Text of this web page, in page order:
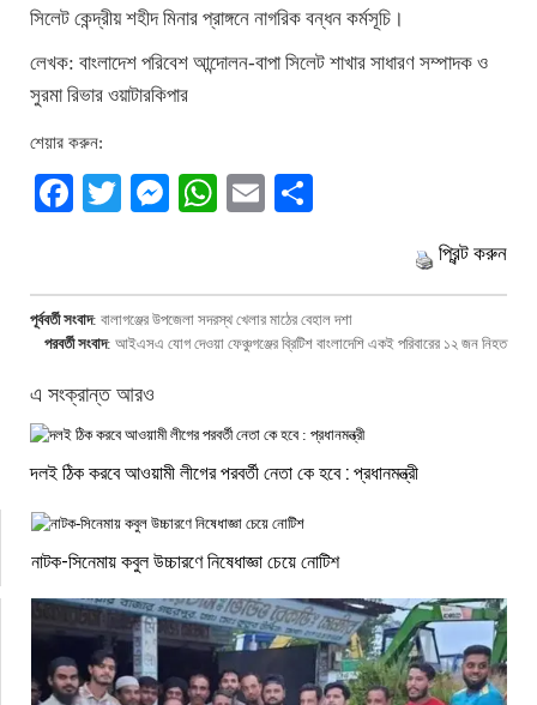
সিলেট কেন্দ্রীয় শহীদ মিনার প্রাঙ্গনে নাগরিক বন্ধন কর্মসূচি।
লেখক: বাংলাদেশ পরিবেশ আন্দোলন-বাপা সিলেট শাখার সাধারণ সম্পাদক ও
সুরমা রিভার ওয়াটারকিপার
শেয়ার করুন:
Facebook
TwitterMessenger
WhatsApp
Email
প্রিন্ট করুন
পূর্ববর্তী সংবাদ: বালাগঞ্জের উপজেলা সদরস্থ খেলার মাঠের বেহাল দশা
পরবর্তী সংবাদ: আইএসএ যোগ দেওয়া ফেঞ্চুগঞ্জের ব্রিটিশ বাংলাদেশি একই পরিবারের ১২ জন নিহত
এ সংক্রান্ত আরও
দলই ঠিক করবে আওয়ামী লীগের পরবর্তী নেতা কে হবে : প্রধানমন্ত্রী
নাটক-সিনেমায় কবুল উচ্চারণে নিষেধাজ্ঞা চেয়ে নোটিশ